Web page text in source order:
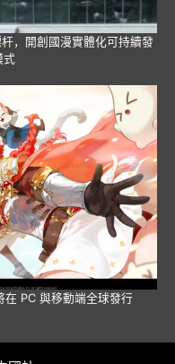
，開創國漫實體化可持續發
式
在 PC 與移動端全球發行